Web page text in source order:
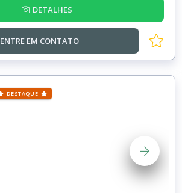
DETALHES
ENTRE EM CONTATO
DESTAQUE